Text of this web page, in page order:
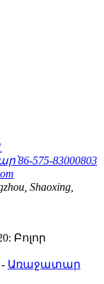
86-575-83000803
Shaoxing,
Բոլոր
- Առաջատար